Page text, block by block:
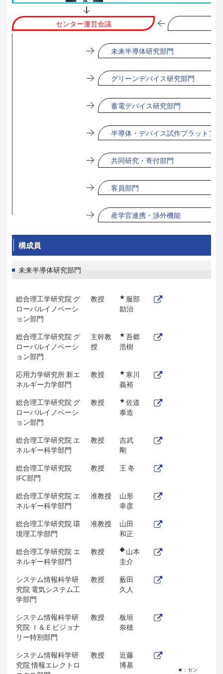
センター運営会議
未来半導体研究部門
グリーンデバイス研究部門
蓄電デバイス研究部門
半導体・デバイス試作プラットフ
共同研究・寄付部門
客員部門
産学官連携・渉外機能
構成員
未来半導体研究部門
総合理工学研究院 グ
ローバルイノベーシ
ョン部門
教授 ★ 服部
励治
総合理工学研究院 グ
ローバルイノベーシ
ョン部門
主幹教
授
★ 吾郷
浩樹
応用力学研究所 新エ
ネルギー力学部門
教授 ★ 寒川
義裕
総合理工学研究院 グ
ローバルイノベーシ
ョン部門
教授 ★ 佐道
泰造
総合理工学研究院 エ
ネルギー科学部門
教授
吉武
剛
総合理工学研究院
IFC部門
教授 王 冬
総合理工学研究院 エ
ネルギー科学部門
准教授
山形
幸彦
総合理工学研究院 環
境理工学部門
准教授
山田
和正
総合理工学研究院 エ
ネルギー科学部門
教授 ◆ 山本
圭介
システム情報科学研
究院 電気システム工
学部門
教授
薮田
久人
システム情報科学研
究院 Ｉ＆Ｅビジョナ
リー特別部門
教授
板垣
奈穂
システム情報科学研
究院 情報エレクトロ
教授
近藤
博基
★：セン